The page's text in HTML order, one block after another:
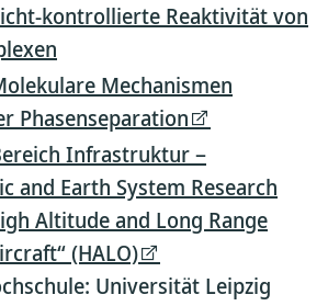
kontrollierte Reaktivität von
Mechanismen
Phasenseparation
Infrastruktur –
and Earth System Research
Altitude and Long Range
(HALO)
Universität Leipzig